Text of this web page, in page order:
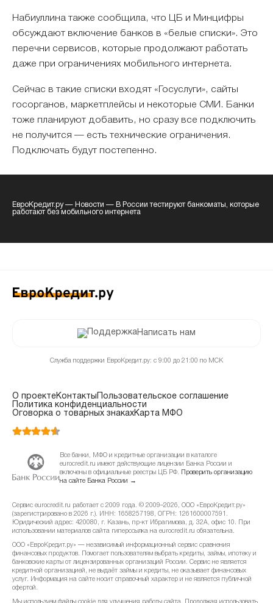
Набиуллина также сообщила, что ЦБ и Минцифры
обсуждают включение банков в «белые списки». Это
перечни сервисов, которые продолжают работать
даже при ограничениях мобильного интернета.
Сейчас в такие списки входят «Госуслуги», сайты
госорганов, маркетплейсы и некоторые СМИ. Банки
тоже планируют добавить, но сразу все подключить
не получится — есть технические ограничения.
Подключать будут постепенно.
ЕвроКредит.ру— Новости — В России тестируют банкоматы, которые
работают без мобильного интернета
Написать нам
Служба поддержки ЕвроКредит.ру: с 9:00 до 21:00 по МСК
О проектеКонтакты Пользовательское соглашение
Политика конфиденциальности
Оговорка о товарных знакахКарта МФО
Все банки, МФО и кредитные организации в каталоге
eurocredit.ru имеют действующие лицензии Банка России и
включены в официальные реестры ЦБ РФ.
Проверить организацию
на сайте Банка России →
Сервис eurocredit.ru работает с 2009 года. © 2009–2026, ООО «ЕвроКредит.ру»
(зарегистрировано в 2026 г.). ИНН: 1658257198, ОГРН: 1261600007591.
Юридический адрес: 420080, г. Казань, пр-кт Ибрагимова, д. 32А, офис 10. При
использовании материалов сайта гиперссылка на eurocredit.ru обязательна.
ООО «ЕвроКредит.ру» — независимый информационный сервис сравнения
финансовых продуктов. Помогает пользователям выбрать кредиты, займы, ипотеку и
банковские карты от лицензированных организаций России. Сервис не является
кредитной организацией, не выдаёт займы и кредиты, не оказывает финансовых
услуг. Информация на сайте носит справочный характер и не является публичной
офертой.
Мы используем файлы cookie для улучшения работы сайта. Продолжая использовать